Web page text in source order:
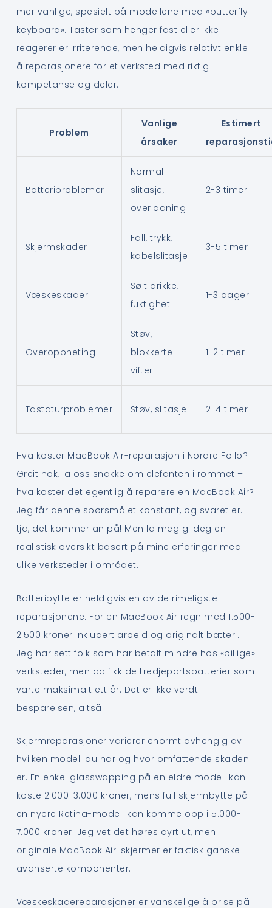
mer vanlige, spesielt på modellene med «butterfly
keyboard». Taster som henger fast eller ikke
reagerer er irriterende, men heldigvis relativt enkle
å reparasjonere for et verksted med riktig
kompetanse og deler.
Problem
Vanlige
årsaker
Estimert
Batteriproblemer
Normal
slitasje,
overladning
2-3 timer
Skjermskader
Fall, trykk,
kabelslitasje
3-5 timer
Væskeskader
Sølt drikke,
fuktighet
1-3 dager
Overoppheting
Støv,
blokkerte
vifter
1-2 timer
Tastaturproblemer Støv, slitasje 2-4 timer
Hva koster MacBook Air-reparasjon i Nordre Follo?
Greit nok, la oss snakke om elefanten i rommet –
hva koster det egentlig å reparere en MacBook Air?
Jeg får denne spørsmålet konstant, og svaret er…
tja, det kommer an på! Men la meg gi deg en
realistisk oversikt basert på mine erfaringer med
ulike verksteder i området.
Batteribytte er heldigvis en av de rimeligste
reparasjonene. For en MacBook Air regn med 1.500-
2.500 kroner inkludert arbeid og originalt batteri.
Jeg har sett folk som har betalt mindre hos «billige»
verksteder, men da fikk de tredjepartsbatterier som
varte maksimalt ett år. Det er ikke verdt
besparelsen, altså!
Skjermreparasjoner varierer enormt avhengig av
hvilken modell du har og hvor omfattende skaden
er. En enkel glasswapping på en eldre modell kan
koste 2.000-3.000 kroner, mens full skjermbytte på
en nyere Retina-modell kan komme opp i 5.000-
7.000 kroner. Jeg vet det høres dyrt ut, men
originale MacBook Air-skjermer er faktisk ganske
avanserte komponenter.
Væskeskadereparasjoner er vanskelige å prise på